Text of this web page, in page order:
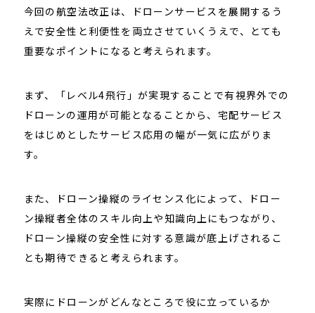
今回の航空法改正は、ドローンサービスを展開するう
えで安全性と利便性を両立させていくうえで、とても
重要なポイントになると考えられます。
まず、「レベル4飛行」が実現することで有視界外での
ドローンの運用が可能となることから、宅配サービス
をはじめとしたサービス応用の幅が一気に広がりま
す。
また、ドローン操縦のライセンス化によって、ドロー
ン操縦者全体のスキル向上や知識向上にもつながり、
ドローン操縦の安全性に対する意識が底上げされるこ
とも期待できると考えられます。
実際にドローンがどんなところで役に立っているか